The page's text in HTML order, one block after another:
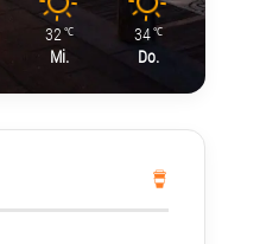
32 ℃
Mi.
34 ℃
Do.